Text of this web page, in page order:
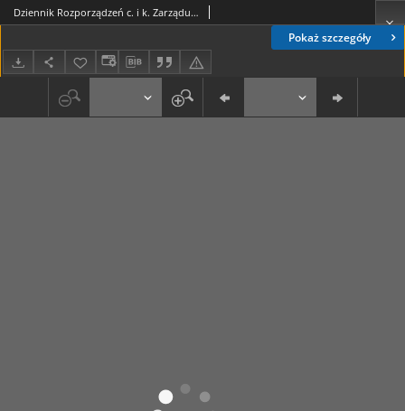
Pokaż szczegóły
Dziennik Rozporządzeń c. i k. Zarządu Wojskowego w Polsce 1915-12-30 Cz. 14